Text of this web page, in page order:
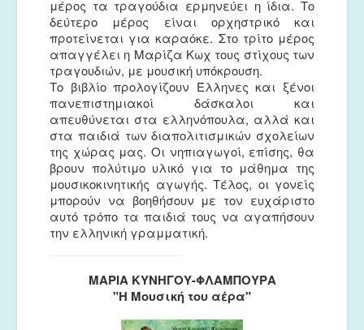
μέρος τα τραγούδια ερμηνεύει η ίδια. Το
δεύτερο μέρος είναι ορχηστρικό και
προτείνεται για καραόκε. Στο τρίτο μέρος
απαγγέλει η Μαρίζα Κωχ τους στίχους των
τραγουδιών, με μουσική υπόκρουση.
Το βιβλίο προλογίζουν Έλληνες και ξένοι
πανεπιστημιακοί δάσκαλοι και
απευθύνεται στα ελληνόπουλα, αλλά και
στα παιδιά των διαπολιτισμικών σχολείων
της χώρας μας. Οι νηπιαγωγοί, επίσης, θα
βρουν πολύτιμο υλικό για το μάθημα της
μουσικοκινητικής αγωγής. Τέλος, οι γονείς
μπορούν να βοηθήσουν με τον ευχάριστο
αυτό τρόπο τα παιδιά τους να αγαπήσουν
την ελληνική γραμματική.
ΜΑΡΙΑ ΚΥΝΗΓΟΥ-ΦΛΑΜΠΟΥΡΑ
"Η Μουσική του αέρα"